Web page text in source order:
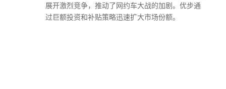
展开激烈竞争，推动了网约车大战的加剧。优步通
过巨额投资和补贴策略迅速扩大市场份额。